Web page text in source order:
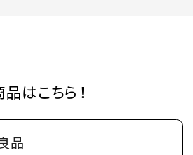
はこちら！
品